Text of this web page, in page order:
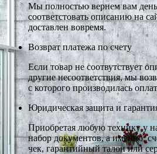
Мы полностью вернем вам
соответстовать описанию на
доставлен вовремя.
Возврат платежа по счету
Если товар не соотвутствует
другие несоответствия, мы
с которого производилась
Юридическая защита и
Приобретая любую технику у
набор документов, а именно:
чек, гарантийный талон или